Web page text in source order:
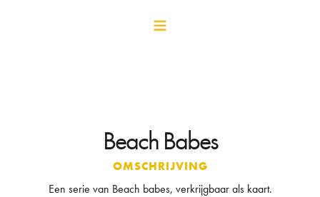
Beach Babes
OMSCHRIJVING
Een serie van Beach babes, verkrijgbaar als kaart.